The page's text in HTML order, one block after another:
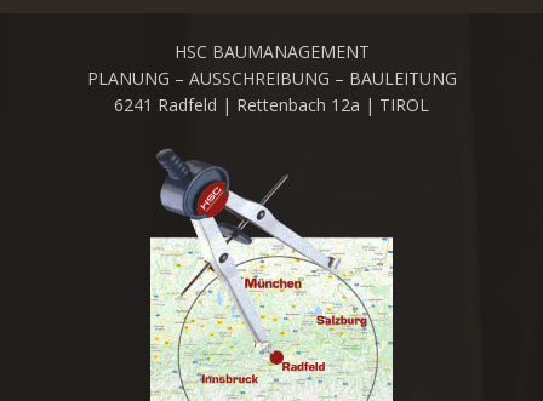
HSC BAUMANAGEMENT
PLANUNG – AUSSCHREIBUNG – BAULEITUNG
6241 Radfeld | Rettenbach 12a | TIROL